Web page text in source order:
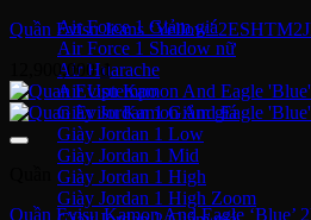
Air Force 1
Air Force 1 Shadow nữ
Air Huarache
Air Uptempo
Giày Jordan 1
Giày Jordan 1 Low
Giày Jordan 1 Mid
Giày Jordan 1 High
Giày Jordan 1 High Zoom
Quần Evisu Jeans ‘Yellow’
12,900,000₫
Quần Evisu Kamon And Eagle ‘Blue’